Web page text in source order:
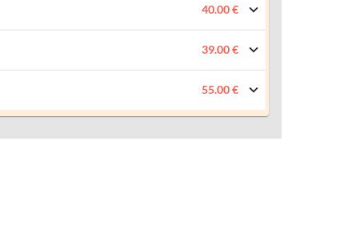
40.00 €
39.00 €
55.00 €